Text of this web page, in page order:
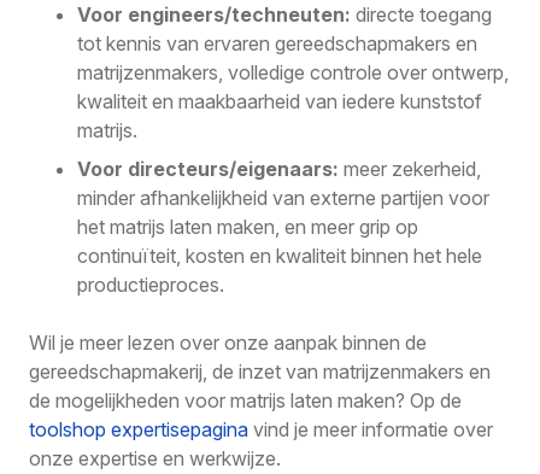
Voor engineers/techneuten: directe toegang
tot kennis van ervaren gereedschapmakers en
matrijzenmakers, volledige controle over ontwerp,
kwaliteit en maakbaarheid van iedere kunststof
matrijs.
Voor directeurs/eigenaars: meer zekerheid,
minder afhankelijkheid van externe partijen voor
het matrijs laten maken, en meer grip op
continuïteit, kosten en kwaliteit binnen het hele
productieproces.
Wil je meer lezen over onze aanpak binnen de
gereedschapmakerij, de inzet van matrijzenmakers en
de mogelijkheden voor matrijs laten maken? Op de
toolshop expertisepagina vind je meer informatie over
onze expertise en werkwijze.